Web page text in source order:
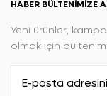
HABER BÜLTENIMIZE
Yeni ürünler,
olmak için